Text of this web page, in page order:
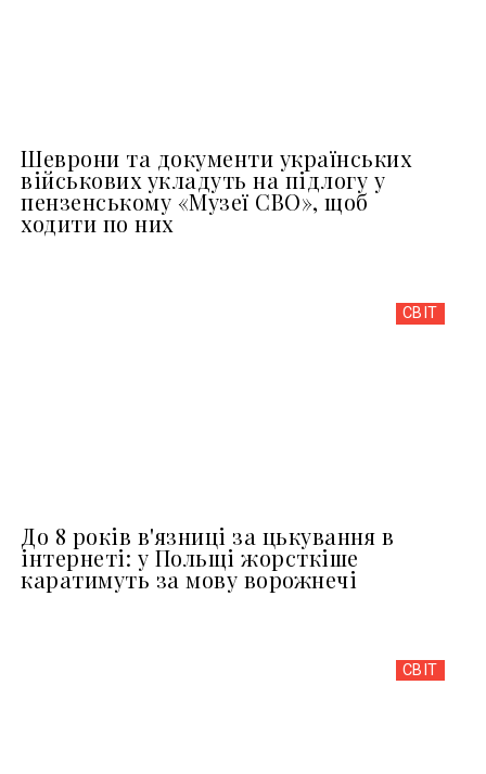
Шеврони та документи українських
військових укладуть на підлогу у
пензенському «Музеї СВО», щоб
ходити по них
СВІТ
До 8 років в'язниці за цькування в
інтернеті: у Польщі жорсткіше
каратимуть за мову ворожнечі
СВІТ